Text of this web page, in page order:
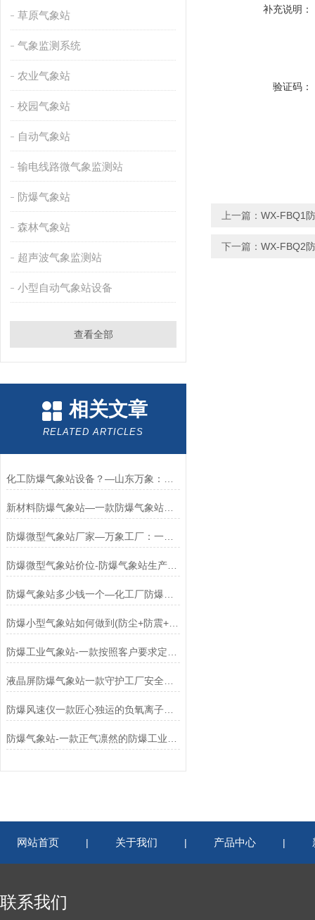
草原气象站
气象监测系统
农业气象站
校园气象站
自动气象站
输电线路微气象监测站
防爆气象站
森林气象站
超声波气象监测站
小型自动气象站设备
查看全部
相关文章
RELATED ARTICLES
新材料防爆气象站—一款防爆气象站型号规格特别齐全的产品#（万象+包邮）
防爆微型气象站厂家—万象工厂：一个靠谱的防爆气象站系统厂家#（包邮+）
防爆微型气象站价位-防爆气象站生产报价看这里#（万象+2024）
防爆小型气象站如何做到(防尘+防震+防水+防爆+防腐)/万象厂家
防爆风速仪一款匠心独运的负氧离子监测设备批发2024已更新
补充说明：
验证码：
上一篇： WX-FBQ1
下一篇： WX-FBQ2
网站首页 | 关于我们 | 产品中心 |
联系我们